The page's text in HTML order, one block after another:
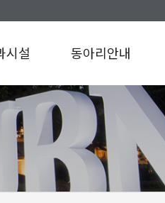
시설 동아리안내
동아리안내